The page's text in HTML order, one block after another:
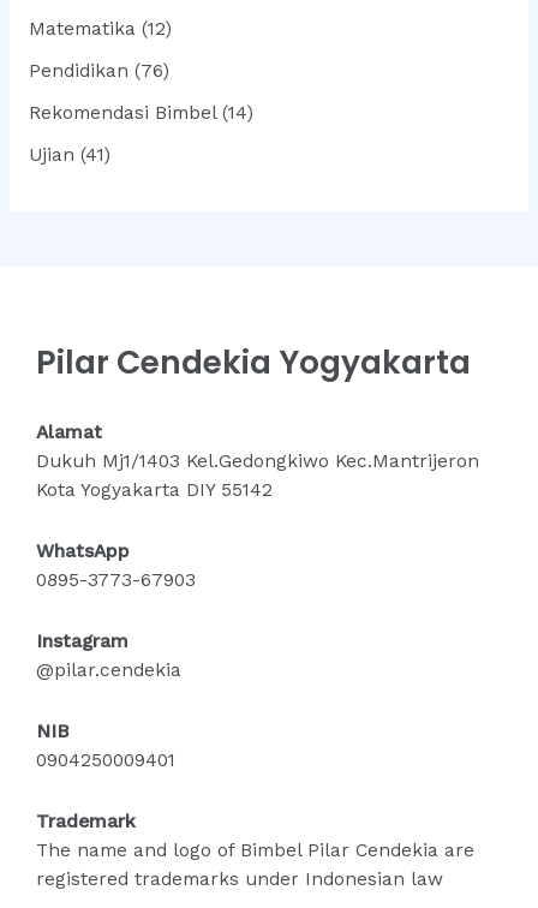
Matematika (12)
Pendidikan (76)
Rekomendasi Bimbel(14)
Ujian (41)
Pilar Cendekia Yogyakarta
Alamat
Dukuh Mj1/1403 Kel.Gedongkiwo Kec.Mantrijeron
Kota Yogyakarta DIY 55142
WhatsApp
0895-3773-67903
Instagram
@pilar.cendekia
NIB
0904250009401
Trademark
The name and logo of Bimbel Pilar Cendekia are
registered trademarks under Indonesian law